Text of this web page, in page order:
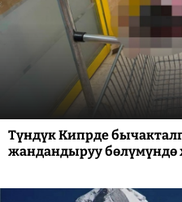
Түндүк Кипрде
жандандыруу бөлүмүндө